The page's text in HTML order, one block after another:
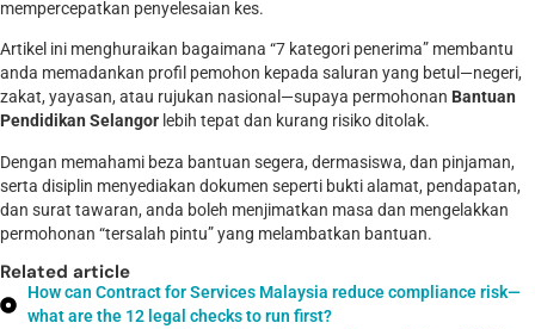
mempercepatkan penyelesaian kes.
Artikel ini menghuraikan bagaimana “7 kategori penerima” membantu
anda memadankan profil pemohon kepada saluran yang betul—negeri,
zakat, yayasan, atau rujukan nasional—supaya permohonan Bantuan
Pendidikan Selangor lebih tepat dan kurang risiko ditolak.
Dengan memahami beza bantuan segera, dermasiswa, dan pinjaman,
serta disiplin menyediakan dokumen seperti bukti alamat, pendapatan,
dan surat tawaran, anda boleh menjimatkan masa dan mengelakkan
permohonan “tersalah pintu” yang melambatkan bantuan.
Related article
How can Contract for Services Malaysia reduce compliance risk—
what are the 12 legal checks to run first?